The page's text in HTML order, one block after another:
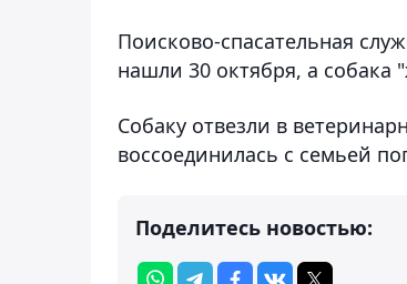
Поисково-спасательная
нашли 30 октября, а собака
Собаку отвезли в
воссоединилась с семьей
Поделитесь новостью: